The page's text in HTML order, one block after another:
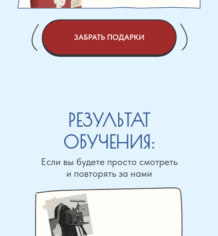
ЗАБРАТЬ ПОДАРКИ
РЕЗУЛЬТАТ
ОБУЧЕНИЯ:
Если вы будете просто смотреть
и повторять за нами